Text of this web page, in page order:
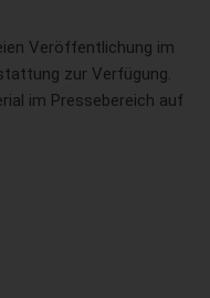
Veröffentlichung im
zur Verfügung.
im Pressebereich auf